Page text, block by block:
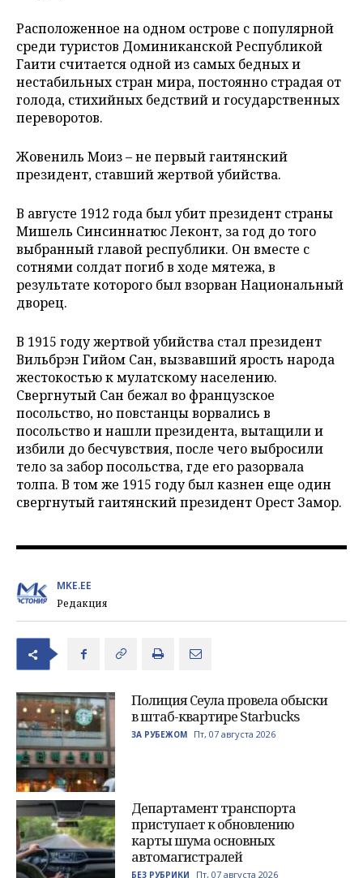
Расположенное на одном острове с популярной
среди туристов Доминиканской Республикой
Гаити считается одной из самых бедных и
нестабильных стран мира, постоянно страдая от
голода, стихийных бедствий и государственных
переворотов.
Жовениль Моиз – не первый гаитянский
президент, ставший жертвой убийства.
В августе 1912 года был убит президент страны
Мишель Синсиннатюс Леконт, за год до того
выбранный главой республики. Он вместе с
сотнями солдат погиб в ходе мятежа, в
результате которого был взорван Национальный
дворец.
В 1915 году жертвой убийства стал президент
Вильбрэн Гийом Сан, вызвавший ярость народа
жестокостью к мулатскому населению.
Свергнутый Сан бежал во французское
посольство, но повстанцы ворвались в
посольство и нашли президента, вытащили и
избили до бесчувствия, после чего выбросили
тело за забор посольства, где его разорвала
толпа. В том же 1915 году был казнен еще один
свергнутый гаитянский президент Орест Замор.
MKE.EE
Редакция
Полиция Сеула провела обыски
в штаб-квартире Starbucks
ЗА РУБЕЖОМ Пт, 07 августа 2026
Департамент транспорта
приступает к обновлению
карты шума основных
автомагистралей
БЕЗ РУБРИКИ Пт, 07 августа 2026